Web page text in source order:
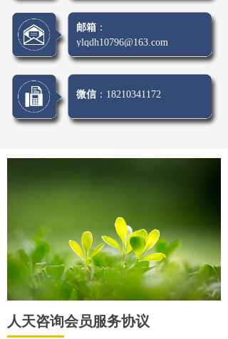
微信 ：18210341172
邮箱 ：
ylqdh10796@163.com
人天咨询会员服务协议